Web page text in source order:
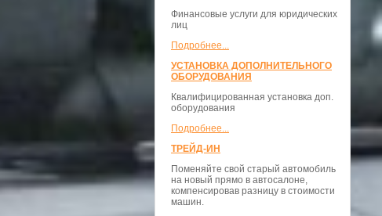
Финансовые услуги для юридических
лиц
Подробнее...
УСТАНОВКА ДОПОЛНИТЕЛЬНОГО
ОБОРУДОВАНИЯ
Квалифицированная установка доп.
оборудования
Подробнее...
ТРЕЙД-ИН
Поменяйте свой старый автомобиль
на новый прямо в автосалоне,
компенсировав разницу в стоимости
машин.